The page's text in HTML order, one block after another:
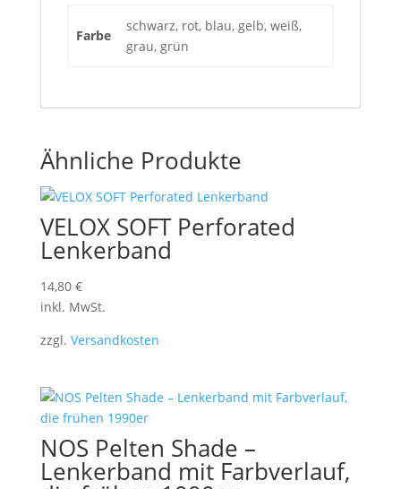
Farbe
schwarz, rot, blau, gelb, weiß,
grau, grün
Ähnliche Produkte
VELOX SOFT Perforated
Lenkerband
14,80 €
inkl. MwSt.
zzgl. Versandkosten
NOS Pelten Shade –
Lenkerband mit Farbverlauf,